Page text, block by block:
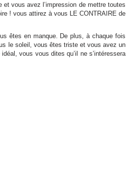
et vous avez l’impression de mettre toutes
! vous attirez à vous LE CONTRAIRE de
êtes en manque. De plus, à chaque fois
le soleil, vous êtes triste et vous avez un
vous vous dites qu’il ne s’intéressera